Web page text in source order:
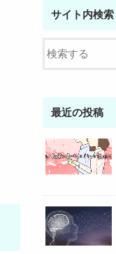
サイト内検索
最近の投稿